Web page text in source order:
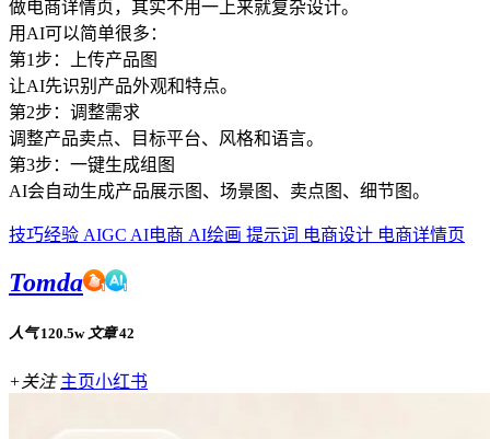
做电商详情页，其实不用一上来就复杂设计。
用AI可以简单很多：
第1步：上传产品图
让AI先识别产品外观和特点。
第2步：调整需求
调整产品卖点、目标平台、风格和语言。
第3步：一键生成组图
AI会自动生成产品展示图、场景图、卖点图、细节图。
技巧经验 AIGC AI电商 AI绘画 提示词 电商设计 电商详情页
Tomda
人气 120.5w 文章 42
+关注 主页小红书